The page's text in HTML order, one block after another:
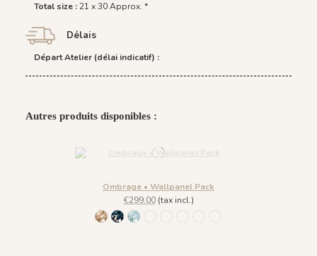
Total size :21 x 30 Approx. *
Délais
Départ Atelier (délai indicatif) :
Autres produits disponibles :
Ombrage • Wallpanel Pack
€299.00(tax incl.)
1234 - Feuille Beige Kaki
1235 - Feuille Bleu Nuit
1237 - Feuille Bleu Pastel